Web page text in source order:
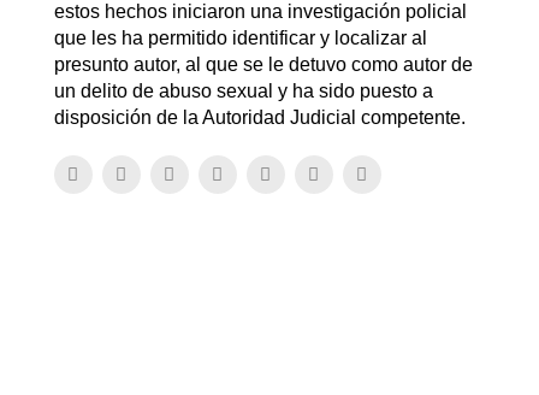
estos hechos iniciaron una investigación policial
que les ha permitido identificar y localizar al
presunto autor, al que se le detuvo como autor de
un delito de abuso sexual y ha sido puesto a
disposición de la Autoridad Judicial competente.